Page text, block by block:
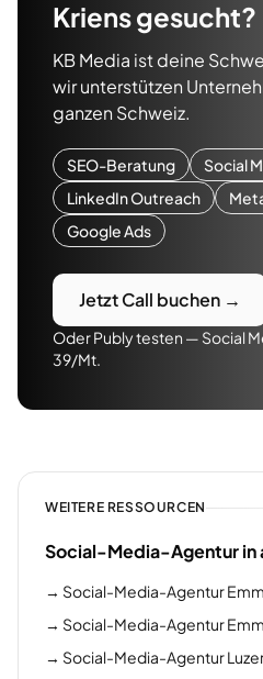
Kriensgesucht?
KB Media ist deine
wir unterstützen
ganzen Schweiz.
SEO-Beratung
Social
LinkedIn Outreach
Google Ads
Jetzt Call buchen →
Oder Publy testen — Social
39/Mt.
WEITERE RESSOURCEN
Social-Media-Agentur in
→ Social-Media-Agentur
→ Social-Media-Agentur
→ Social-Media-Agentur